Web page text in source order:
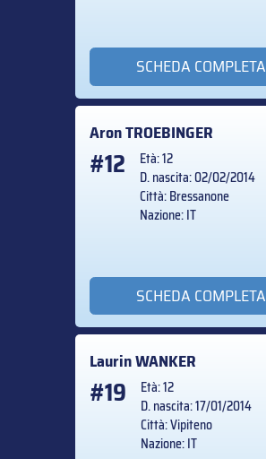
SCHEDA COMPLETA
AronTROEBINGER
#12
Età: 12
D. nascita: 02/02/2014
Città: Bressanone
Nazione: IT
SCHEDA COMPLETA
LaurinWANKER
#19
Età: 12
D. nascita: 17/01/2014
Città: Vipiteno
Nazione: IT